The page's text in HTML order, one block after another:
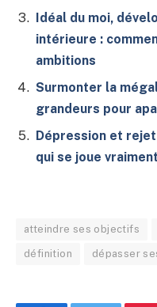
Idéal du moi,
intérieure :
ambitions
Surmonter la
grandeurs pour
Dépression et
qui se joue
atteindre ses objectifs
définition dépasser